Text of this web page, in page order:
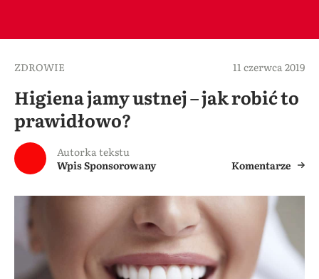
ZDROWIE 11 czerwca 2019
Higiena jamy ustnej – jak robić to
prawidłowo?
Autorka tekstu
Wpis Sponsorowany
Komentarze